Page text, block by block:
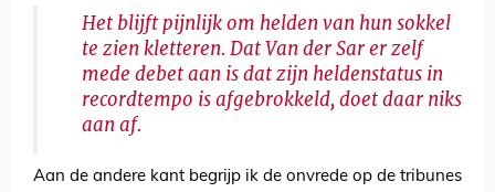
Het blijft pijnlijk om helden van hun sokkel
te zien kletteren. Dat Van der Sar er zelf
mede debet aan is dat zijn heldenstatus in
recordtempo is afgebrokkeld, doet daar niks
aan af.
Aan de andere kant begrijp ik de onvrede op de tribunes